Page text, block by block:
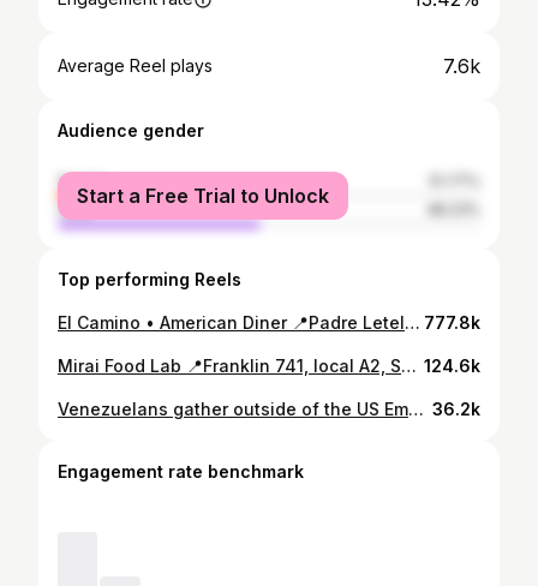
Average Reel plays 7.6k
Audience gender
female
male
Start a Free Trial to Unlock
Top performing Reels
El Camino • American Diner 📍Padre Letelier 0203, Providencia Pastrami Club Sandwich 9.000 Fried Chicken Plate 10.000 The Lumberjack 9.000 Fried Pickles 5.500 Coffee 2.000 @elcaminodiner is a nostalgic slap to the taste buds ✨ The food was beyond satisfying (same feels you get when eating Thanksgiving dinner with the fam) and each detail from the authentic red cups to the charming plates transported me to the cozy and inviting diners of the Midwest and Southern USA 🍽️ You’ll even find table hot sauces, the creamiest ranch dressing, and delicious drip coffee with free refills ☕️ #dondecomer #highlightscl #santiago #santiagodechile #cafeteria 777.8k
Mirai Food Lab 📍Franklin 741, local A2, Santiago, Chile Barrio Franklin @factoria_franklin HMK 6.000 Baos 6.000 Tantanmen 11.500 Kombucha 2.500 @miraifoodlab focuses on high-quality, affordable food with a focus on flavor. Their fermented foods like kimchi and kombucha offer a well-balanced brightness on the palette that compliments the salty and savory flavors of their ramen dishes. 🌱 Vegan and vegetarian options available #dondecomer #santiagodechile #barriofranklin #highlightscl #santiago #ramen #kimchi 124.6k
Venezuelans gather outside of the US Embassy in Chile seeking an intervention. The announcement of Nicolás Maduro’s victory on Sunday set off deadly protests in Caracas. It has also attracted global criticism, with many governments around the world demanding the Venezuelan government release proof of the result. #venezuela #venezuela🇻🇪 #venezolanosenchile #chile 36.2k
Engagement rate benchmark